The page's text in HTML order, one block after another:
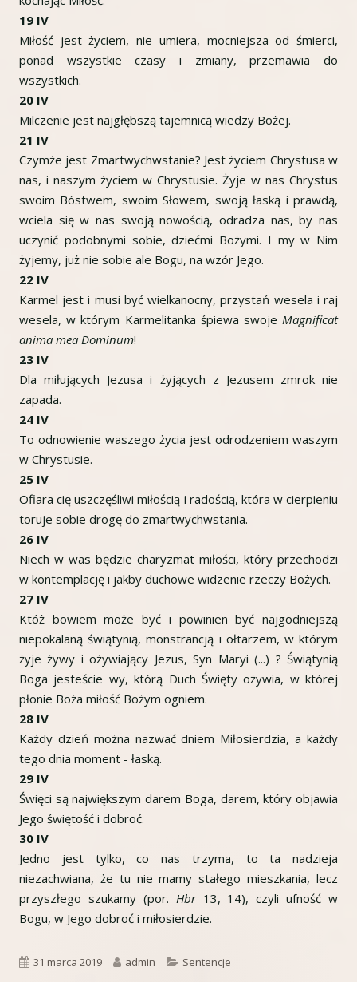
19 IV
Miłość jest życiem, nie umiera, mocniejsza od śmierci,
ponad wszystkie czasy i zmiany, przemawia do
wszystkich.
20 IV
Milczenie jest najgłębszą tajemnicą wiedzy Bożej.
21 IV
Czymże jest Zmartwychwstanie? Jest życiem Chrystusa w
nas, i naszym życiem w Chrystusie. Żyje w nas Chrystus
swoim Bóstwem, swoim Słowem, swoją łaską i prawdą,
wciela się w nas swoją nowością, odradza nas, by nas
uczynić podobnymi sobie, dziećmi Bożymi. I my w Nim
żyjemy, już nie sobie ale Bogu, na wzór Jego.
22 IV
Karmel jest i musi być wielkanocny, przystań wesela i raj
wesela, w którym Karmelitanka śpiewa swoje Magnificat
anima mea Dominum!
23 IV
Dla miłujących Jezusa i żyjących z Jezusem zmrok nie
zapada.
24 IV
To odnowienie waszego życia jest odrodzeniem waszym
w Chrystusie.
25 IV
Ofiara cię uszczęśliwi miłością i radością, która w cierpieniu
toruje sobie drogę do zmartwychwstania.
26 IV
Niech w was będzie charyzmat miłości, który przechodzi
w kontemplację i jakby duchowe widzenie rzeczy Bożych.
27 IV
Któż bowiem może być i powinien być najgodniejszą
niepokalaną świątynią, monstrancją i ołtarzem, w którym
żyje żywy i ożywiający Jezus, Syn Maryi (...) ? Świątynią
Boga jesteście wy, którą Duch Święty ożywia, w której
płonie Boża miłość Bożym ogniem.
28 IV
Każdy dzień można nazwać dniem Miłosierdzia, a każdy
tego dnia moment - łaską.
29 IV
Święci są największym darem Boga, darem, który objawia
Jego świętość i dobroć.
30 IV
Jedno jest tylko, co nas trzyma, to ta nadzieja
niezachwiana, że tu nie mamy stałego mieszkania, lecz
przyszłego szukamy (por. Hbr13, 14), czyli ufność w
Bogu, w Jego dobroć i miłosierdzie.
Opublikowano
31 marca 2019 Autor
admin Kategorie
Sentencje